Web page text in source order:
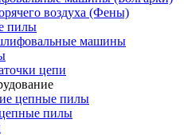
воздуха (Фены)
пилы
машины
цепи
цепные пилы
пилы